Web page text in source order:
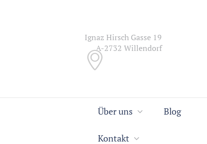
Ignaz Hirsch Gasse 19
A-2732 Willendorf
Über uns Blog
Kontakt